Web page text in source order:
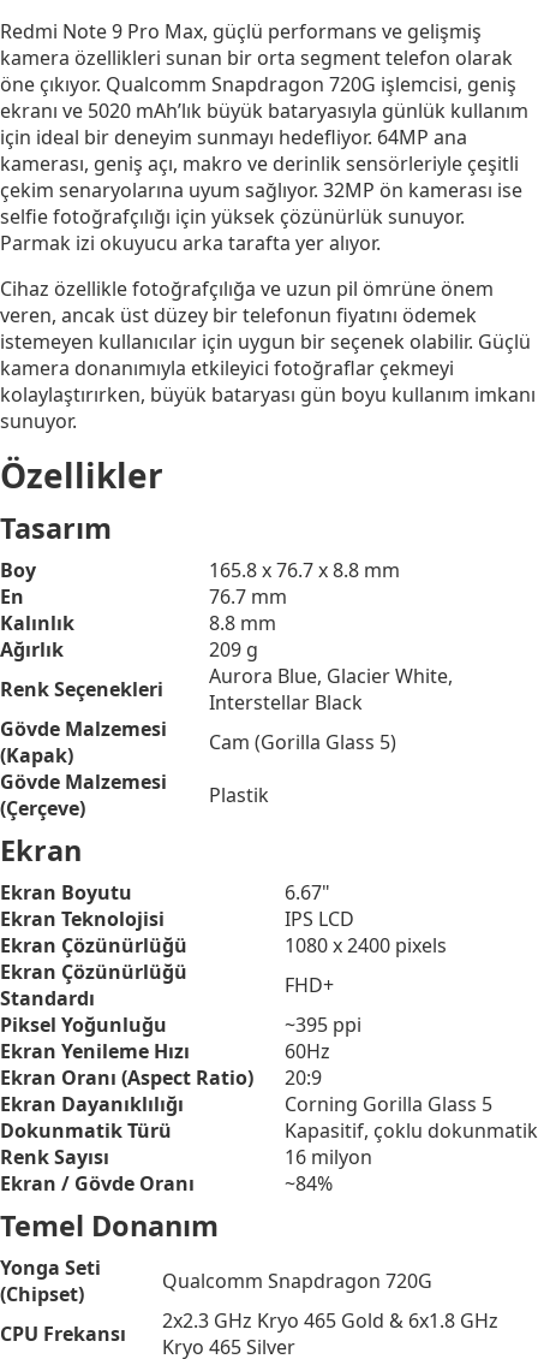
Redmi Note 9 Pro Max, güçlü performans ve gelişmiş
kamera özellikleri sunan bir orta segment telefon olarak
öne çıkıyor. Qualcomm Snapdragon 720G işlemcisi, geniş
ekranı ve 5020 mAh’lık büyük bataryasıyla günlük kullanım
için ideal bir deneyim sunmayı hedefliyor. 64MP ana
kamerası, geniş açı, makro ve derinlik sensörleriyle çeşitli
çekim senaryolarına uyum sağlıyor. 32MP ön kamerası ise
selfie fotoğrafçılığı için yüksek çözünürlük sunuyor.
Parmak izi okuyucu arka tarafta yer alıyor.
Cihaz özellikle fotoğrafçılığa ve uzun pil ömrüne önem
veren, ancak üst düzey bir telefonun fiyatını ödemek
istemeyen kullanıcılar için uygun bir seçenek olabilir. Güçlü
kamera donanımıyla etkileyici fotoğraflar çekmeyi
kolaylaştırırken, büyük bataryası gün boyu kullanım imkanı
sunuyor.
Özellikler
Tasarım
Boy
165.8 x 76.7 x 8.8 mm
En
76.7 mm
Kalınlık
8.8 mm
Ağırlık
209 g
Renk Seçenekleri
Aurora Blue, Glacier White,
Interstellar Black
Gövde Malzemesi
(Kapak)
Cam (Gorilla Glass 5)
Gövde Malzemesi
(Çerçeve)
Plastik
Ekran
Ekran Boyutu
6.67"
Ekran Teknolojisi
IPS LCD
Ekran Çözünürlüğü
1080 x 2400 pixels
Ekran Çözünürlüğü
Standardı
FHD+
Piksel Yoğunluğu
~395 ppi
Ekran Yenileme Hızı
60Hz
Ekran Oranı (Aspect Ratio)
20:9
Ekran Dayanıklılığı
Corning Gorilla Glass 5
Dokunmatik Türü
Kapasitif, çoklu dokunmatik
Renk Sayısı
16 milyon
Ekran / Gövde Oranı
~84%
Temel Donanım
Yonga Seti
(Chipset)
Qualcomm Snapdragon 720G
CPU Frekansı
2x2.3 GHz Kryo 465 Gold & 6x1.8 GHz
Kryo 465 Silver